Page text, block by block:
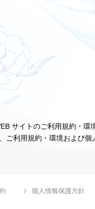
サイトのご利用規約・環
ご利用規約・環境および個
個人情報保護方針